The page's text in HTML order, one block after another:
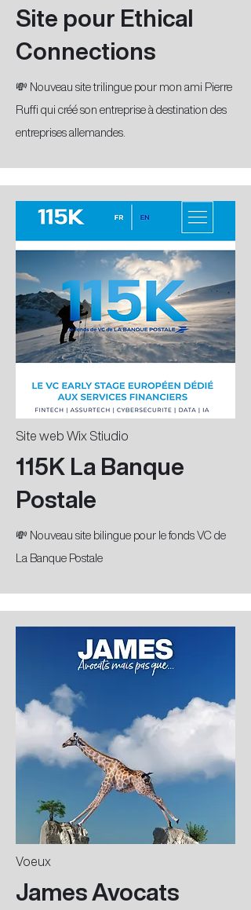
Site pour Ethical
Connections
💸 Nouveau site trilingue pour mon ami Pierre
Ruffi qui créé son entreprise à destination des
entreprises allemandes.
Site web Wix Stiudio
115K La Banque
Postale
💸 Nouveau site bilingue pour le fonds VC de
La Banque Postale
Voeux
James Avocats